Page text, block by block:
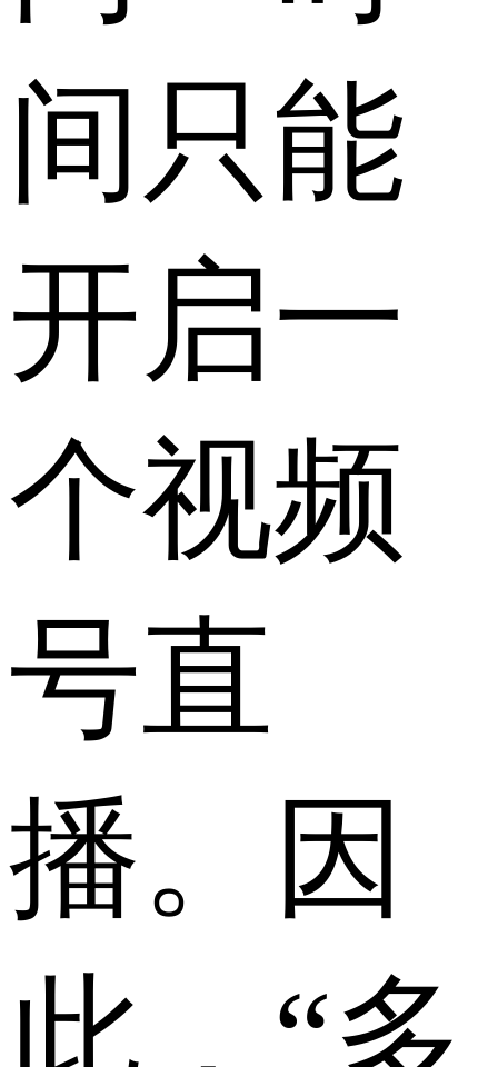
间只能
开启一
个视频
号直
播。因
此，“多